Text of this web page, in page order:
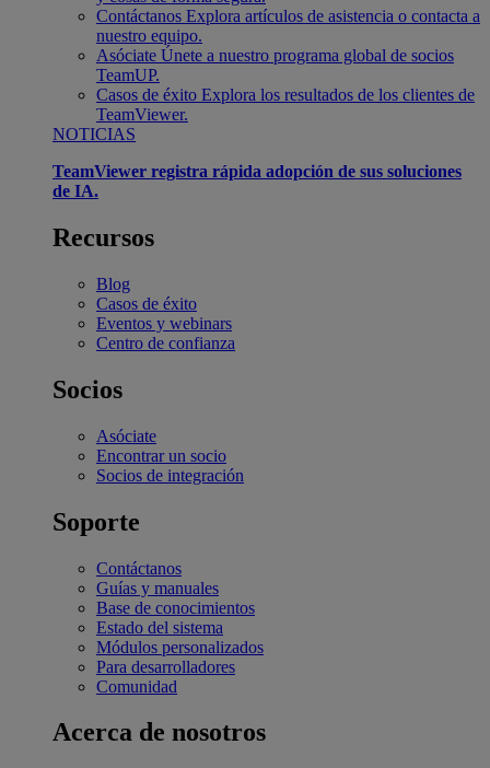
Contáctanos Explora artículos de asistencia o contacta a
nuestro equipo.
Asóciate Únete a nuestro programa global de socios
TeamUP.
Casos de éxito Explora los resultados de los clientes de
TeamViewer.
NOTICIAS
TeamViewer registra rápida adopción de sus soluciones
de IA.
Recursos
Blog
Casos de éxito
Eventos y webinars
Centro de confianza
Socios
Asóciate
Encontrar un socio
Socios de integración
Soporte
Contáctanos
Guías y manuales
Base de conocimientos
Estado del sistema
Módulos personalizados
Para desarrolladores
Comunidad
Acerca de nosotros